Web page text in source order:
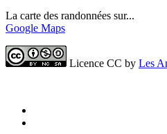
La carte des randonnées sur...
Google Maps
Licence CC by Les